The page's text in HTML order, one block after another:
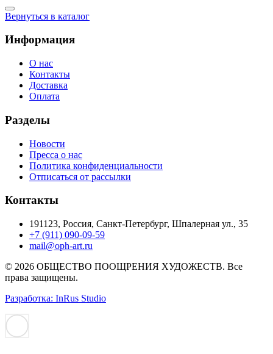
Вернуться в каталог
Информация
О нас
Контакты
Доставка
Оплата
Разделы
Новости
Пресса о нас
Политика конфиденциальности
Отписаться от рассылки
Контакты
191123, Россия, Санкт-Петербург, Шпалерная ул., 35
+7 (911) 090-09-59
mail@oph-art.ru
© 2026 ОБЩЕСТВО ПООЩРЕНИЯ ХУДОЖЕСТВ. Все
права защищены.
Разработка: InRus Studio